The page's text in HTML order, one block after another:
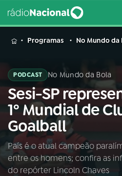
MENU
Buscar
na
Rádio
Nacional
Buscar
AO VIVO
Programas No Mundo da
PODCAST No Mundo da Bola
Sesi-SP
1º Mundial de
Goalball
País é o atual campeão
entre os homens; confira as
do repórter Lincoln Chaves